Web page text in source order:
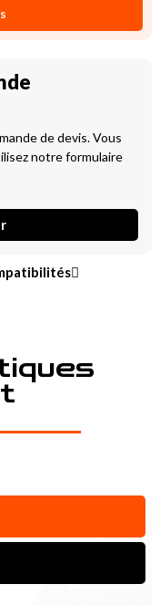
de devis. Vous
notre formulaire